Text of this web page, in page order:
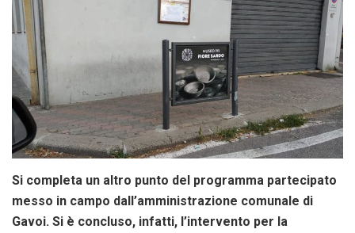
Si completa un altro punto del programma partecipato
messo in campo dall’amministrazione comunale di
Gavoi. Si è concluso, infatti, l’intervento per la